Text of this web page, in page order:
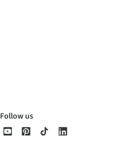
Follow us